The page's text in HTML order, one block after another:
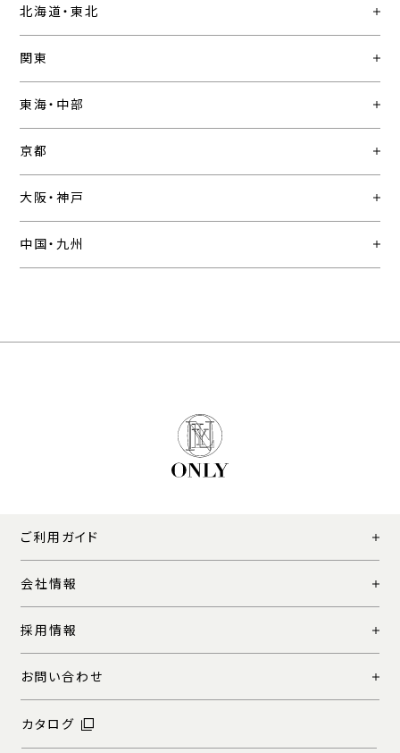
北海道・東北
関東
東海・中部
京都
大阪・神戸
中国・九州
ご利用ガイド
会社情報
採用情報
お問い合わせ
カタログ